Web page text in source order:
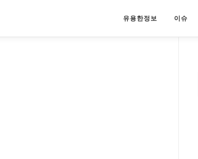
유용한정보 이슈